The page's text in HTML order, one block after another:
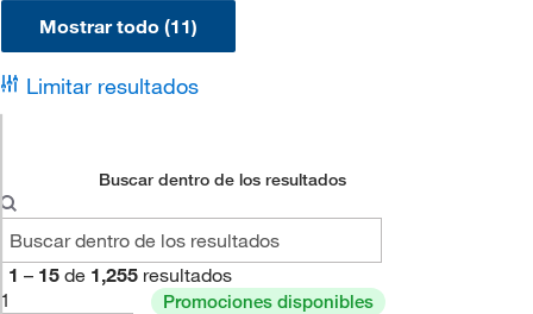
Mostrar todo (11)
Limitar resultados
Buscar dentro de los resultados
1 – 15 de 1,255 resultados
1
Promociones disponibles